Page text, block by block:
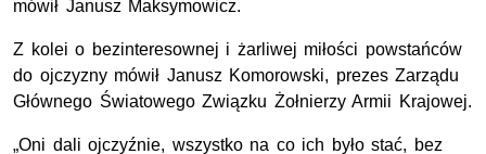
mówił Janusz Maksymowicz.
Z kolei o bezinteresownej i żarliwej miłości powstańców
do ojczyzny mówił Janusz Komorowski, prezes Zarządu
Głównego Światowego Związku Żołnierzy Armii Krajowej.
„Oni dali ojczyźnie, wszystko na co ich było stać, bez